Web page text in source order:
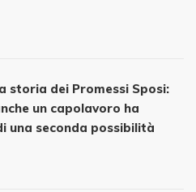
storia dei Promessi Sposi:
un capolavoro ha
una seconda possibilità